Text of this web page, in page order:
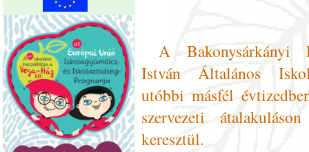
A Bakonysárkányi
István Általános
utóbbi másfél
szervezeti
keresztül.